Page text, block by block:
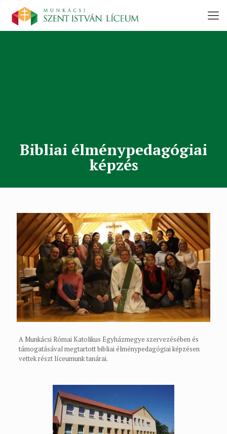
Bibliai élménypedagógiai
képzés
A Munkácsi Római Katolikus Egyházmegye szervezésében és
támogatásával megtartott bibliai élménypedagógiai képzésen
vettek részt líceumunk tanárai.